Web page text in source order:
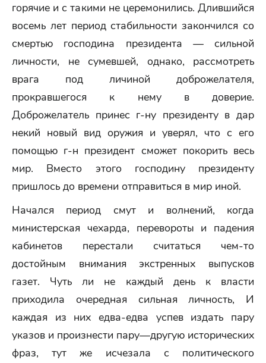
горячие и с такими не церемонились. Длившийся
восемь лет период стабильности закончился со
смертью господина президента — сильной
личности, не сумевшей, однако, рассмотреть
врага под личиной доброжелателя,
прокравшегося к нему в доверие.
Доброжелатель принес г-ну президенту в дар
некий новый вид оружия и уверял, что с его
помощью г-н президент сможет покорить весь
мир. Вместо этого господину президенту
пришлось до времени отправиться в мир иной.
Начался период смут и волнений, когда
министерская чехарда, перевороты и падения
кабинетов перестали считаться чем-то
достойным внимания экстренных выпусков
газет. Чуть ли не каждый день к власти
приходила очередная сильная личность, И
каждая из них едва-едва успев издать пару
указов и произнести пару—другую исторических
фраз, тут же исчезала с политического